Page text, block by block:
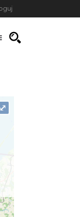
⤢